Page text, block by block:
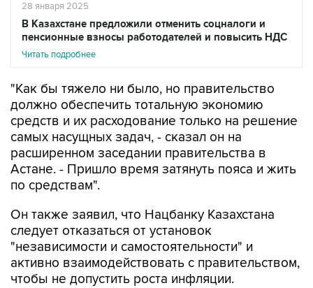
28 января 2025
В Казахстане предложили отменить соцналоги и
пенсионные взносы работодателей и повысить НДС
Читать подробнее
"Как бы тяжело ни было, но правительство
должно обеспечить тотальную экономию
средств и их расходование только на решение
самых насущных задач, - сказал он на
расширенном заседании правительства в
Астане. - Пришло время затянуть пояса и жить
по средствам".
Он также заявил, что Нацбанку Казахстана
следует отказаться от установок
"независимости и самостоятельности" и
активно взаимодействовать с правительством,
чтобы не допустить роста инфляции.